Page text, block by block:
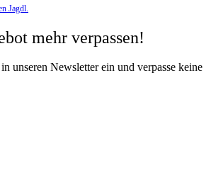
Jagdl.
mehr verpassen!
unseren Newsletter ein und verpasse keine